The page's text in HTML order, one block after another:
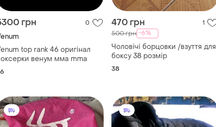
грн 0
top rank 46 оригінал
венум мма mma
470 грн 1
500 грн -6%
Чоловічі борцовки /взуття для
боксу 38 розмір
38